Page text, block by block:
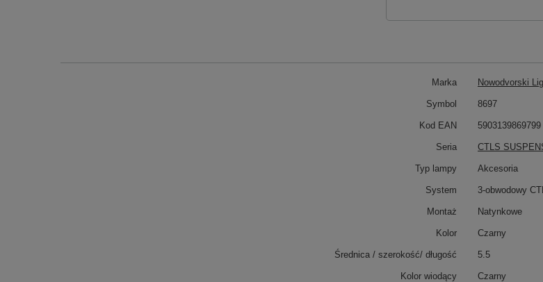
Marka Nowodvorski
Symbol 8697
Kod EAN 5903139869799
Seria CTLS
Typ lampy Akcesoria
System 3-obwodowy
Montaż Natynkowe
Kolor Czarny
Średnica / szerokość/ długość 5.5
Kolor wiodący Czarny